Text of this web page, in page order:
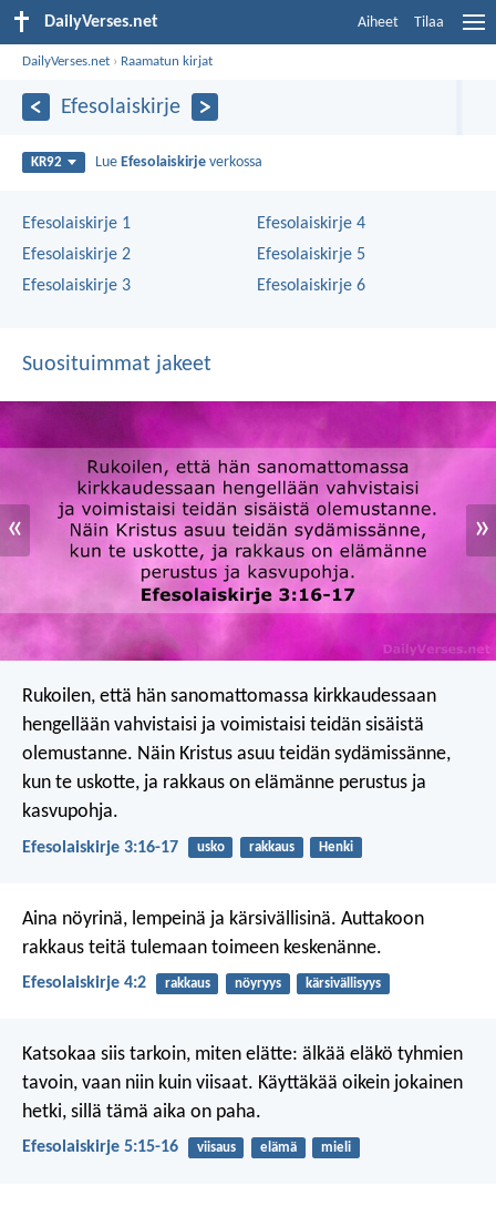
DailyVerses.net Aiheet Tilaa
DailyVerses.net › Raamatun kirjat
Efesolaiskirje
KR92 Lue Efesolaiskirje verkossa
Efesolaiskirje 1
Efesolaiskirje 2
Efesolaiskirje 3
Efesolaiskirje 4
Efesolaiskirje 5
Efesolaiskirje 6
Suosituimmat jakeet
« »
Rukoilen, että hän sanomattomassa kirkkaudessaan
hengellään vahvistaisi ja voimistaisi teidän sisäistä
olemustanne. Näin Kristus asuu teidän sydämissänne,
kun te uskotte, ja rakkaus on elämänne perustus ja
kasvupohja.
Efesolaiskirje 3:16-17 usko rakkaus Henki
Aina nöyrinä, lempeinä ja kärsivällisinä. Auttakoon
rakkaus teitä tulemaan toimeen keskenänne.
Efesolaiskirje 4:2 rakkaus nöyryys kärsivällisyys
Katsokaa siis tarkoin, miten elätte: älkää eläkö tyhmien
tavoin, vaan niin kuin viisaat. Käyttäkää oikein jokainen
hetki, sillä tämä aika on paha.
Efesolaiskirje 5:15-16 viisaus elämä mieli